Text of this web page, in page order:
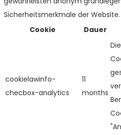
Sicherheitsmerkmale der Website.
Cookie
Dauer
cookielawinfo-
checbox-analytics
11
months